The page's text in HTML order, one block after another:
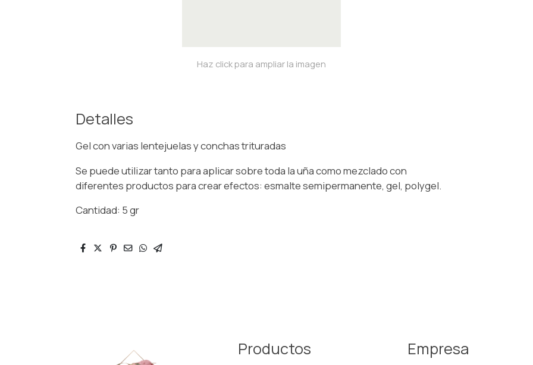
Haz click para ampliar la imagen
Detalles
Gel con varias lentejuelas y conchas trituradas
Se puede utilizar tanto para aplicar sobre toda la uña como mezclado con
diferentes productos para crear efectos: esmalte semipermanente, gel, polygel.
Cantidad: 5 gr
Productos Empresa